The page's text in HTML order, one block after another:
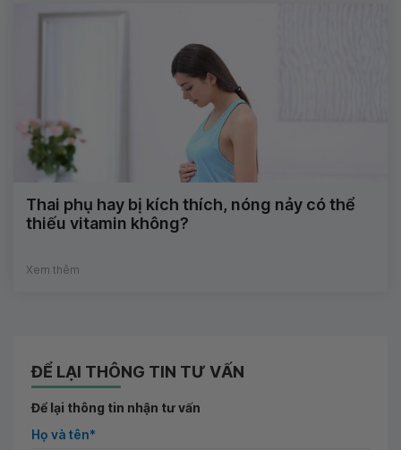
Thai phụ hay bị kích thích, nóng nảy có thể
thiếu vitamin không?
Xem thêm
ĐỂ LẠI THÔNG TIN TƯ VẤN
Để lại thông tin nhận tư vấn
Họ và tên*